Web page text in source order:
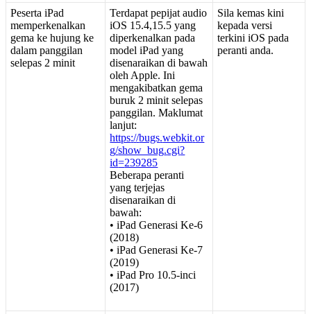
Peserta iPad
memperkenalkan
gema ke hujung ke
dalam panggilan
selepas 2 minit
Terdapat pepijat audio
iOS 15.4,15.5 yang
diperkenalkan pada
model iPad yang
disenaraikan di bawah
oleh Apple. Ini
mengakibatkan gema
buruk 2 minit selepas
panggilan. Maklumat
lanjut:
https://bugs.webkit.or
g/show_bug.cgi?
id=239285
Beberapa peranti
yang terjejas
disenaraikan di
bawah:
• iPad Generasi Ke-6
(2018)
• iPad Generasi Ke-7
(2019)
• iPad Pro 10.5-inci
(2017)
Sila kemas kini
kepada versi
terkini iOS pada
peranti anda.